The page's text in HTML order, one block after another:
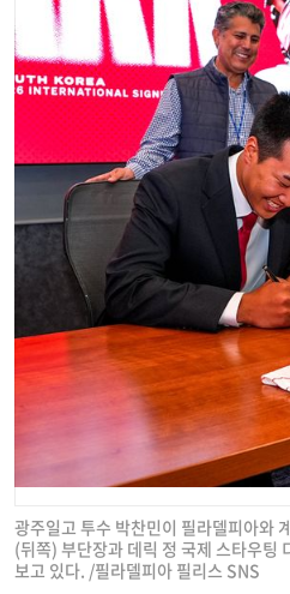
광주일고 투수 박찬민이 필라델피아와
(뒤쪽) 부단장과 데릭 정 국제 스타우팅
보고 있다. /필라델피아 필리스 SNS